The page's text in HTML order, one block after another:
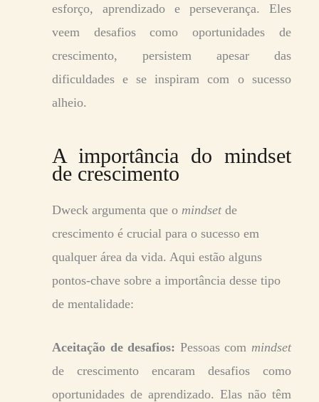
esforço, aprendizado e perseverança. Eles
veem desafios como oportunidades de
crescimento, persistem apesar das
dificuldades e se inspiram com o sucesso
alheio.
A importância do mindset
de crescimento
Dweck argumenta que o mindset de
crescimento é crucial para o sucesso em
qualquer área da vida. Aqui estão alguns
pontos-chave sobre a importância desse tipo
de mentalidade:
Aceitação de desafios: Pessoas com mindset
de crescimento encaram desafios como
oportunidades de aprendizado. Elas não têm